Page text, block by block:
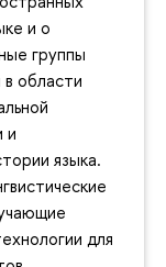
и о
группы
области
и
языка.
для